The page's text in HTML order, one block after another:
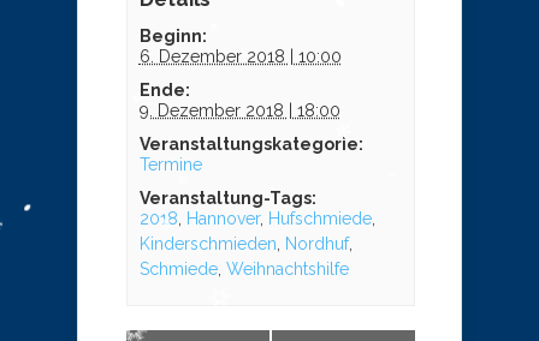
Beginn:
6. Dezember 2018 | 10:00
Ende:
9. Dezember 2018 | 18:00
Veranstaltungskategorie:
Termine
Veranstaltung-Tags:
2018
Hannover, Hufschmiede,
Kinderschmieden
Nordhuf,
Schmiede, Weihnachtshilfe